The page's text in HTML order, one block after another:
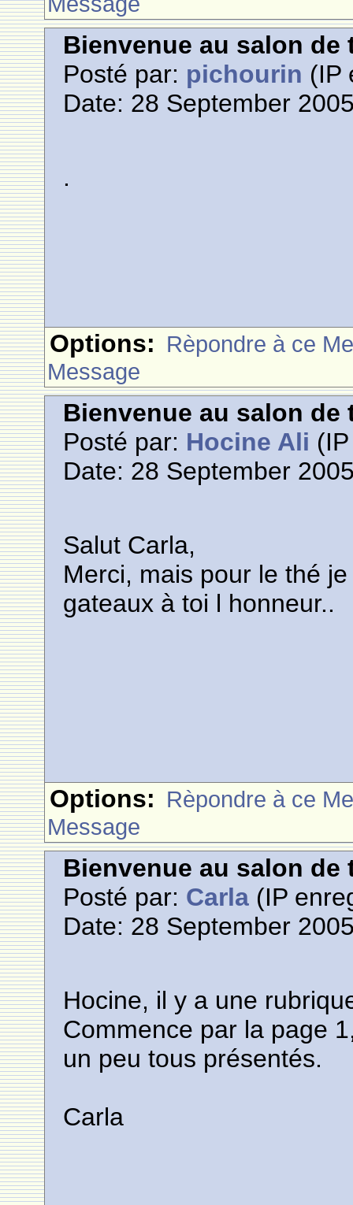
Bienvenue au salon de
Posté par: pichourin (IP
Date: 28 September
.
Options: Rèpondre à ce
Message
Bienvenue au salon de
Posté par: Hocine Ali
Date: 28 September
Salut Carla,
Merci, mais pour le thé
gateaux à toi l honneur..
Options: Rèpondre à ce
Message
Bienvenue au salon de
Posté par: Carla (IP
Date: 28 September
Hocine, il y a une
Commence par la page
un peu tous présentés.
Carla